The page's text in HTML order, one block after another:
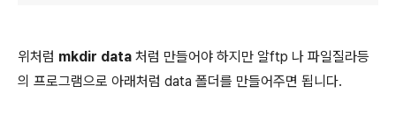
위처럼 mkdir data 처럼 만들어야 하지만 알ftp 나 파일질라등
의 프로그램으로 아래처럼 data 폴더를 만들어주면 됩니다.